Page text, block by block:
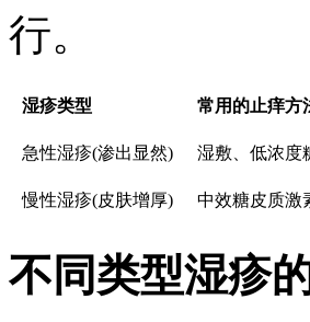
行。
湿疹类型 常用的止痒方
急性湿疹(渗出显然) 湿敷、低浓度
慢性湿疹(皮肤增厚) 中效糖皮质激
不同类型湿疹